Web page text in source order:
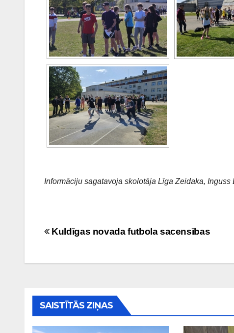
Informāciju sagatavoja skolotāja Līga Zeidaka, Inguss
Ziņu
Kuldīgas novada futbola sacensības
SAISTĪTĀS ZIŅAS